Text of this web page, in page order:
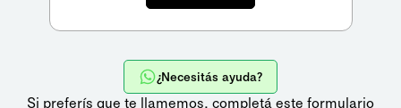
¿Necesitás ayuda?
Si preferís que te llamemos, completá este formulario